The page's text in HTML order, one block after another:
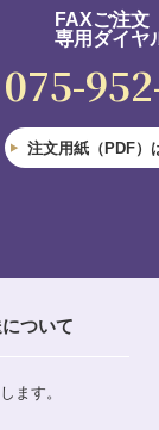
FAXご注文
専用ダイヤ
075-
注文用紙（PDF）
ついて
ます。